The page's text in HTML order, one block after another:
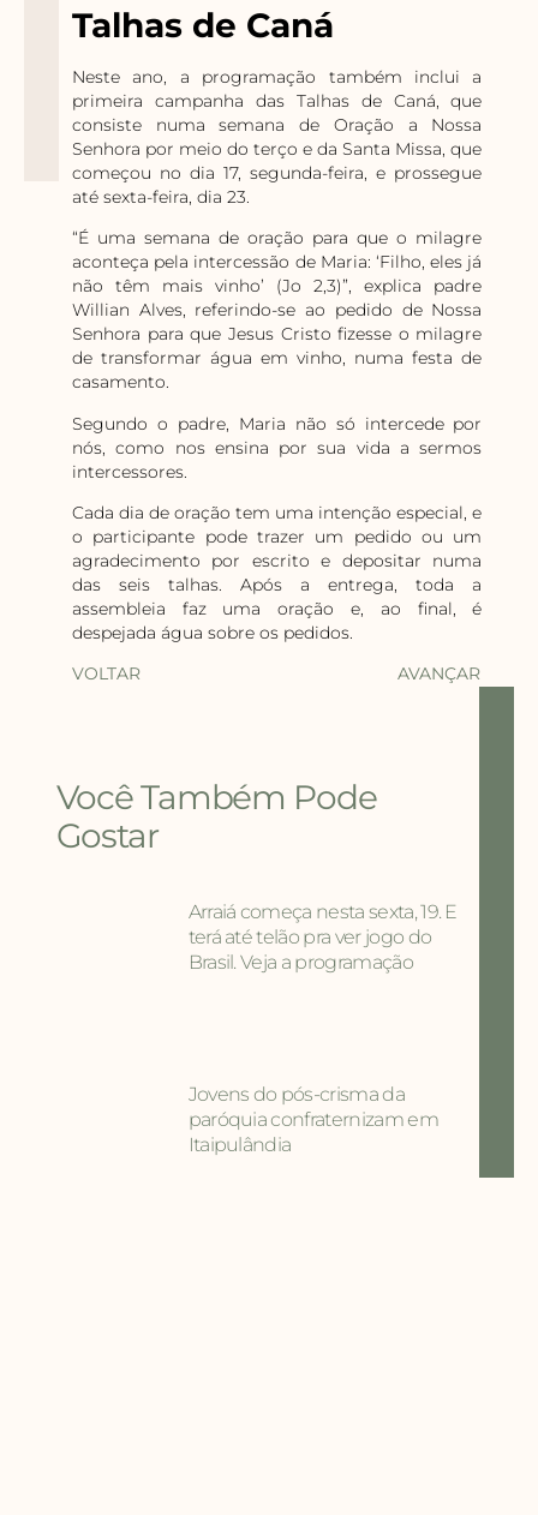
Talhas de Caná
Neste ano, a programação também inclui a
primeira campanha das Talhas de Caná, que
consiste numa semana de Oração a Nossa
Senhora por meio do terço e da Santa Missa, que
começou no dia 17, segunda-feira, e prossegue
até sexta-feira, dia 23.
“É uma semana de oração para que o milagre
aconteça pela intercessão de Maria: ‘Filho, eles já
não têm mais vinho’ (Jo 2,3)”, explica padre
Willian Alves, referindo-se ao pedido de Nossa
Senhora para que Jesus Cristo fizesse o milagre
de transformar água em vinho, numa festa de
casamento.
Segundo o padre, Maria não só intercede por
nós, como nos ensina por sua vida a sermos
intercessores.
Cada dia de oração tem uma intenção especial, e
o participante pode trazer um pedido ou um
agradecimento por escrito e depositar numa
das seis talhas. Após a entrega, toda a
assembleia faz uma oração e, ao final, é
despejada água sobre os pedidos.
VOLTAR
AVANÇAR
Você Também Pode
Gostar
Arraiá começa nesta sexta, 19. E
terá até telão pra ver jogo do
Brasil. Veja a programação
Jovens do pós-crisma da
paróquia confraternizam em
Itaipulândia